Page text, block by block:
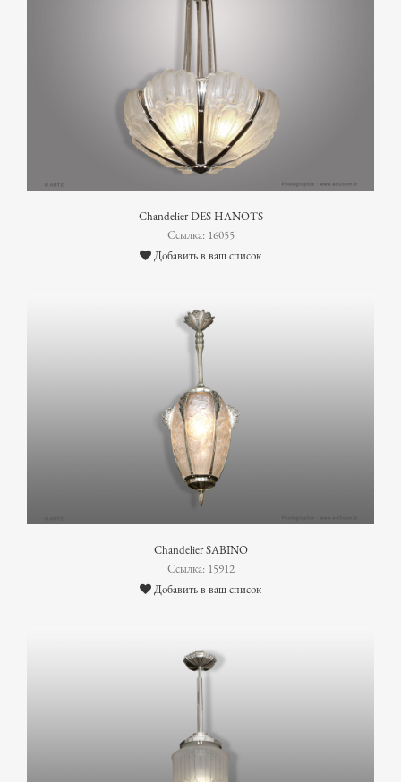
Chandelier DES HANOTS
Ссылка: 16055
Добавить в ваш список
Chandelier SABINO
Ссылка: 15912
Добавить в ваш список